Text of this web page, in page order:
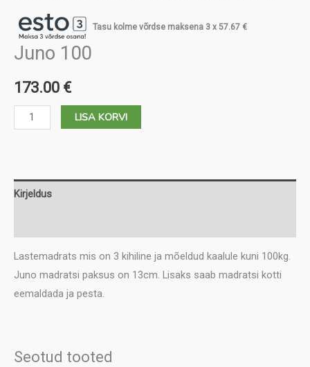
Tasu kolme võrdse maksena 3 x 57.67 €
Juno 100
173.00 €
Juno
100
LISA KORVI
Kirjeldus
Lastemadrats mis on 3 kihiline ja mõeldud kaalule kuni 100kg.
Juno madratsi paksus on 13cm. Lisaks saab madratsi kotti
eemaldada ja pesta.
Seotud tooted